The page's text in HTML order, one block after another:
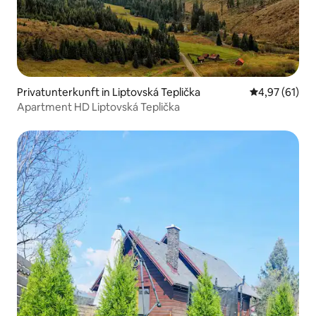
Privatunterkunft in Liptovská Teplička
4,97 (61)
Apartment HD Liptovská Teplička